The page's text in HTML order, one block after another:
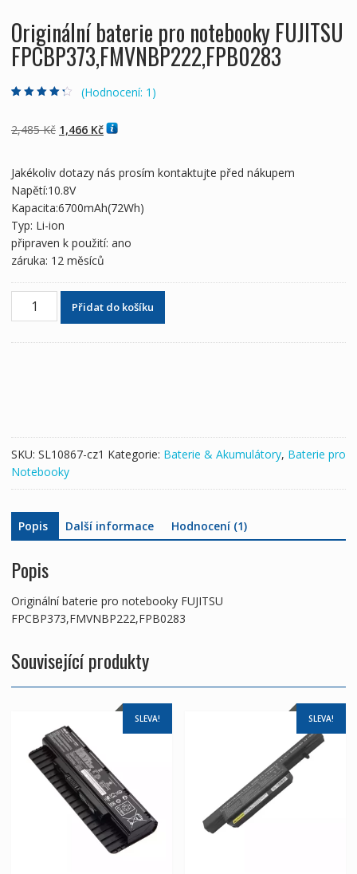
Originální baterie pro notebooky FUJITSU
FPCBP373,FMVNBP222,FPB0283
základě
hodnocení
(Hodnocení: 1 )
2,485Kč Původní
2,485 Kč
1,466 KčAktuální
1,466 Kč
Jakékoliv dotazy nás prosím kontaktujte před nákupem
Napětí:10.8V
Kapacita:6700mAh(72Wh)
Typ: Li-ion
připraven k použití: ano
záruka: 12 měsíců
Originální
Přidat do košíku
SKU: SL10867-cz1 Kategorie: Baterie & Akumulátory, Baterie pro
Notebooky
Popis Další informace Hodnocení (1)
Popis
Originální baterie pro notebooky FUJITSU
FPCBP373,FMVNBP222,FPB0283
Související produkty
SLEVA! SLEVA!